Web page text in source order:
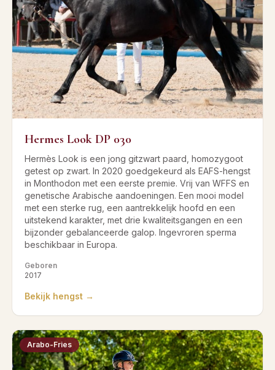
Hermes Look DP 030
Hermès Look is een jong gitzwart paard, homozygoot
getest op zwart. In 2020 goedgekeurd als EAFS-hengst
in Monthodon met een eerste premie. Vrij van WFFS en
genetische Arabische aandoeningen. Een mooi model
met een sterke rug, een aantrekkelijk hoofd en een
uitstekend karakter, met drie kwaliteitsgangen en een
bijzonder gebalanceerde galop. Ingevroren sperma
beschikbaar in Europa.
Geboren
2017
Bekijk hengst →
Arabo-Fries